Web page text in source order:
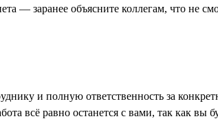
— заранее объясните коллегам, что не
и полную ответственность за
всё равно останется с вами, так как вы